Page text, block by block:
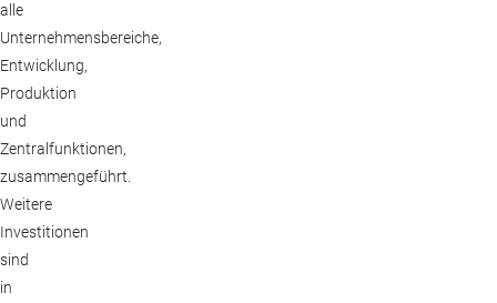
alle
Unternehmensbereiche,
Entwicklung,
Produktion
und
Zentralfunktionen,
zusammengeführt.
Weitere
Investitionen
sind
in